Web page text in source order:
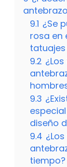
9.1 ¿Se
rosa en
tatuajes
9.2
9.3
diseño
9.4
tiempo?